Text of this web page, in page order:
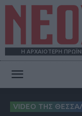
Η ΑΡΧΑΙΟΤΕΡΗ
VIDEO ΤΗΣ